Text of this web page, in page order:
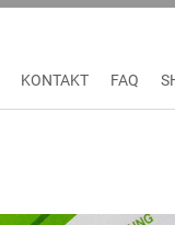
KONTAKT FAQ